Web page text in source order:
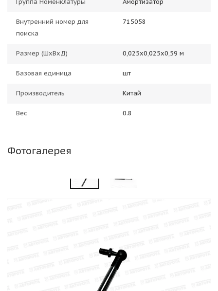
Группа Номенклатуры Амортизатор
Внутренний номер для
поиска
715058
Размер (ШхВхД) 0,025х0,025х0,59 м
Базовая единица шт
Производитель Китай
Вес 0.8
Фотогалерея